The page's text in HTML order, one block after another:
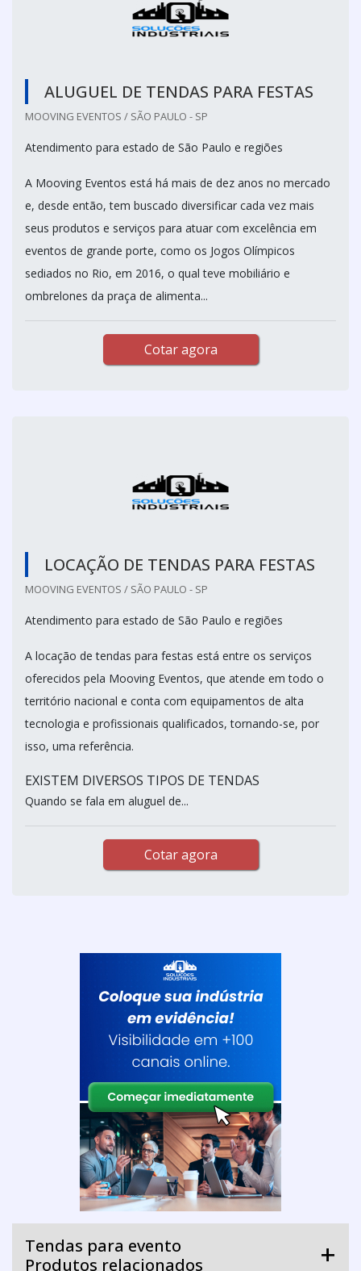
ALUGUEL DE TENDAS PARA FESTAS
MOOVING EVENTOS / SÃO PAULO - SP
Atendimento para estado de São Paulo e regiões
A Mooving Eventos está há mais de dez anos no mercado
e, desde então, tem buscado diversificar cada vez mais
seus produtos e serviços para atuar com excelência em
eventos de grande porte, como os Jogos Olímpicos
sediados no Rio, em 2016, o qual teve mobiliário e
ombrelones da praça de alimenta...
Cotar agora
LOCAÇÃO DE TENDAS PARA FESTAS
MOOVING EVENTOS / SÃO PAULO - SP
Atendimento para estado de São Paulo e regiões
A locação de tendas para festas está entre os serviços
oferecidos pela Mooving Eventos, que atende em todo o
território nacional e conta com equipamentos de alta
tecnologia e profissionais qualificados, tornando-se, por
isso, uma referência.
EXISTEM DIVERSOS TIPOS DE TENDAS
Quando se fala em aluguel de...
Cotar agora
Tendas para evento
Produtos relacionados